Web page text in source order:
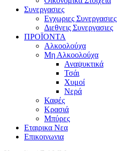
Συνεργασιες
Εγχωριες Συνεργασιες
Διεθνεις Συνεργασιες
ΠΡΟΪΟΝΤΑ
Αλκοολούχα
Μη Αλκοολούχα
Αναψυκτικά
Τσάι
Χυμοί
Νερά
Καφές
Κρασιά
Μπύρες
Εταιρικα Νεα
Επικοινωνια